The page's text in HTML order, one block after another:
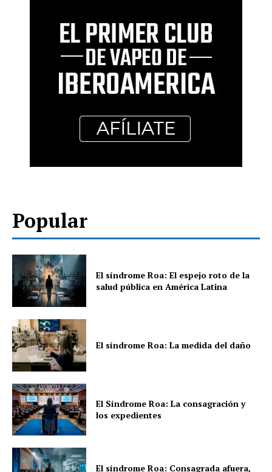
Popular
El síndrome Roa: El espejo roto de la
salud pública en América Latina
El síndrome Roa: La medida del daño
El Síndrome Roa: La consagración y
los expedientes
El síndrome Roa: Consagrada afuera,